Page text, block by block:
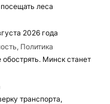
леса
2026 года
Политика
Минск станет
транспорта,